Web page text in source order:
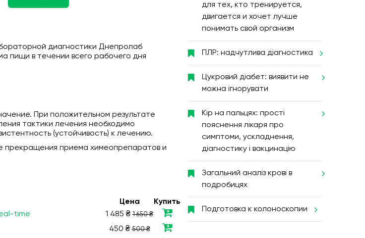
диагностики Днепролаб
пищи в течении всего рабочего дня
При положительном результате
тактики лечения необходимо
(устойчивость) к лечению.
прекращения приема химеопрепаратов и
Цена
Купить
time 1 485 ₴ 1 650 ₴
450 ₴500 ₴
для тех, кто тренируется,
двигается и хочет лучше
понимать свой организм
ПЛР: надчутлива діагностика
Цукровий діабет: виявити не
можна ігнорувати
Кір на пальцях: прості
пояснення лікаря про
симптоми, ускладнення,
діагностику і вакцинацію
Загальний аналіз крові в
подробицях
Подготовка к колоноскопии